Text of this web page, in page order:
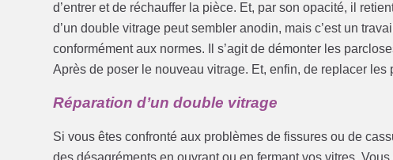
d’entrer et de réchauffer la pièce. Et, par son opacité, il
d’un double vitrage peut sembler anodin, mais c’est un
conformément aux normes. Il s’agit de démonter les
Après de poser le nouveau vitrage. Et, enfin, de replacer les
Réparation d’un double vitrage
Si vous êtes confronté aux problèmes de fissures ou de